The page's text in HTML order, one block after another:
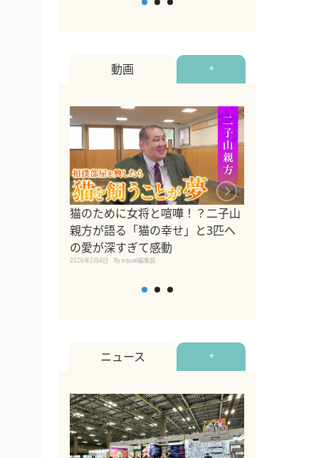
動画 +
猫のために女将と喧嘩！？二子山
親方が語る「猫の幸せ」と3匹へ
の愛が深すぎて感動
2026年2月4日 By equall編集部
ニュース +